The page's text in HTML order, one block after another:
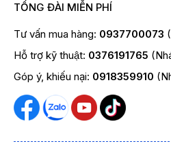
TỔNG ĐÀI MIỄN PHÍ
Tư vấn mua hàng: 0937700073
Hỗ trợ kỹ thuật: 0376191765
Góp ý, khiếu nại: 0918359910